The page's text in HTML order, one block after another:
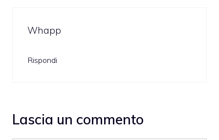
Whapp
Rispondi
Lascia un commento